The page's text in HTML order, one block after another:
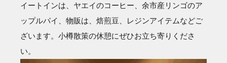
イートインは、ヤエイのコーヒー、余市産リンゴのア
ップルパイ、物販は、焙煎豆、レジンアイテムなどご
ざいます。小樽散策の休憩にぜひお立ち寄りくださ
い。